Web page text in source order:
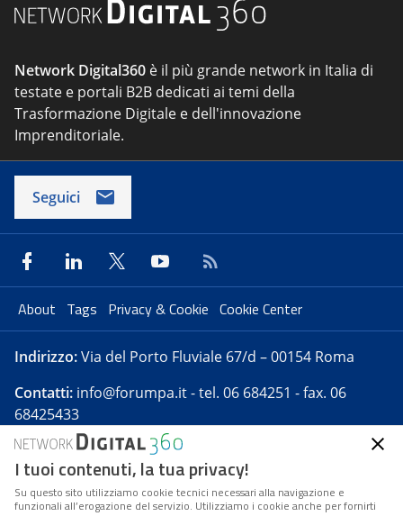
Network Digital360 è il più grande network in Italia di
testate e portali B2B dedicati ai temi della
Trasformazione Digitale e dell'innovazione
Imprenditoriale.
Seguici
About Tags Privacy & Cookie Cookie Center
Indirizzo:Via del Porto Fluviale 67/d – 00154 Roma
Contatti: info@forumpa.it- tel. 06 684251 - fax. 06
68425433
Forumpa.itè una pubblicazione telematica iscritta
presso Registro della stampa del Tribunale di Roma -
Reg. n. 182 del 2 maggio 2008 - Direttore resp. Michela
I tuoi contenuti, la tua privacy!
Su questo sito utilizziamo cookie tecnici necessari alla navigazione e
funzionali all’erogazione del servizio. Utilizziamo i cookie anche per fornirti